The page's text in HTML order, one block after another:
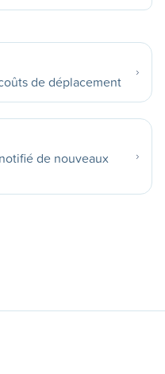
de déplacement
de nouveaux